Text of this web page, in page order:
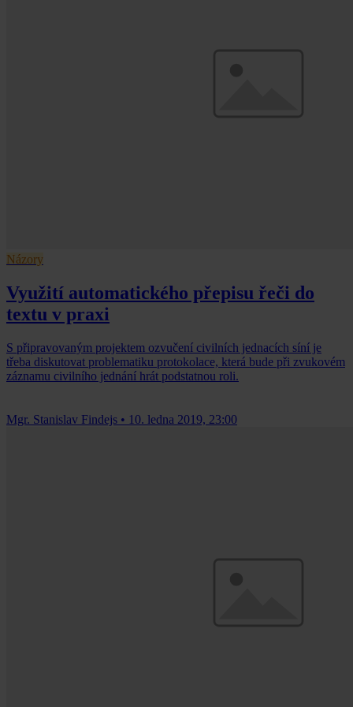
Názory
Využití automatického přepisu řeči do
textu v praxi
S připravovaným projektem ozvučení civilních jednacích síní je
třeba diskutovat problematiku protokolace, která bude při zvukovém
záznamu civilního jednání hrát podstatnou roli.
Mgr. Stanislav Findejs • 10. ledna 2019, 23:00